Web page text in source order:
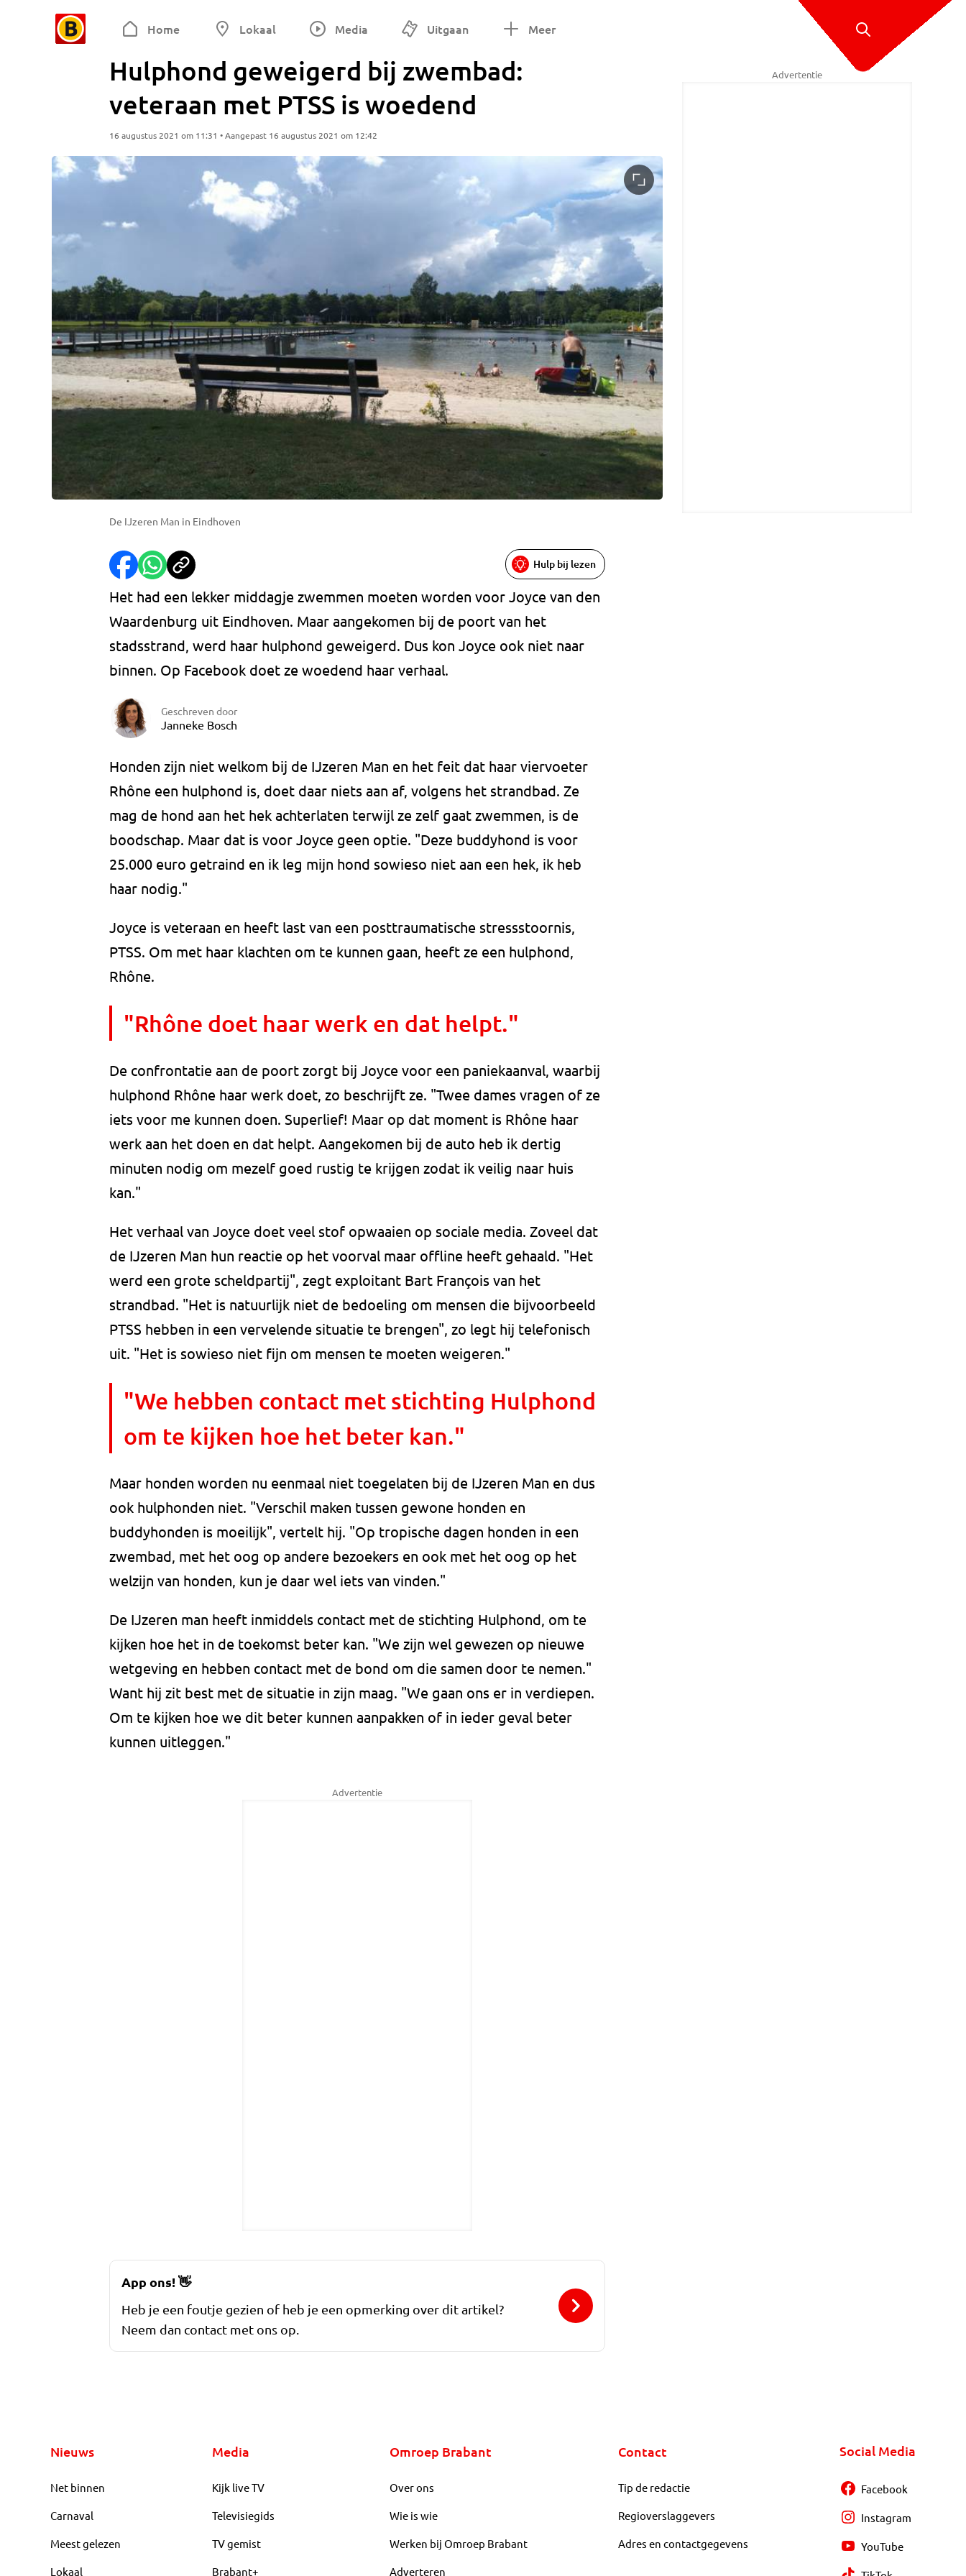
Home Lokaal Media Uitgaan Meer
Hulphond geweigerd bij zwembad:
veteraan met PTSS is woedend
16 augustus 2021 om 11:31 • Aangepast 16 augustus 2021 om 12:42
De IJzeren Man in Eindhoven
Hulp bij lezen
Het had een lekker middagje zwemmen moeten worden voor Joyce van den
Waardenburg uit Eindhoven. Maar aangekomen bij de poort van het
stadsstrand, werd haar hulphond geweigerd. Dus kon Joyce ook niet naar
binnen. Op Facebook doet ze woedend haar verhaal.
Geschreven door
Janneke Bosch
Honden zijn niet welkom bij de IJzeren Man en het feit dat haar viervoeter
Rhône een hulphond is, doet daar niets aan af, volgens het strandbad. Ze
mag de hond aan het hek achterlaten terwijl ze zelf gaat zwemmen, is de
boodschap. Maar dat is voor Joyce geen optie. "Deze buddyhond is voor
25.000 euro getraind en ik leg mijn hond sowieso niet aan een hek, ik heb
haar nodig."
Joyce is veteraan en heeft last van een posttraumatische stressstoornis,
PTSS. Om met haar klachten om te kunnen gaan, heeft ze een hulphond,
Rhône.
"Rhône doet haar werk en dat helpt."
De confrontatie aan de poort zorgt bij Joyce voor een paniekaanval, waarbij
hulphond Rhône haar werk doet, zo beschrijft ze. "Twee dames vragen of ze
iets voor me kunnen doen. Superlief! Maar op dat moment is Rhône haar
werk aan het doen en dat helpt. Aangekomen bij de auto heb ik dertig
minuten nodig om mezelf goed rustig te krijgen zodat ik veilig naar huis
kan."
Het verhaal van Joyce doet veel stof opwaaien op sociale media. Zoveel dat
de IJzeren Man hun reactie op het voorval maar offline heeft gehaald. "Het
werd een grote scheldpartij", zegt exploitant Bart François van het
strandbad. "Het is natuurlijk niet de bedoeling om mensen die bijvoorbeeld
PTSS hebben in een vervelende situatie te brengen", zo legt hij telefonisch
uit. "Het is sowieso niet fijn om mensen te moeten weigeren."
"We hebben contact met stichting Hulphond
om te kijken hoe het beter kan."
Maar honden worden nu eenmaal niet toegelaten bij de IJzeren Man en dus
ook hulphonden niet. "Verschil maken tussen gewone honden en
buddyhonden is moeilijk", vertelt hij. "Op tropische dagen honden in een
zwembad, met het oog op andere bezoekers en ook met het oog op het
welzijn van honden, kun je daar wel iets van vinden."
De IJzeren man heeft inmiddels contact met de stichting Hulphond, om te
kijken hoe het in de toekomst beter kan. "We zijn wel gewezen op nieuwe
wetgeving en hebben contact met de bond om die samen door te nemen."
Want hij zit best met de situatie in zijn maag. "We gaan ons er in verdiepen.
Om te kijken hoe we dit beter kunnen aanpakken of in ieder geval beter
kunnen uitleggen."
Advertentie
Advertentie
App ons!👋
Heb je een foutje gezien of heb je een opmerking over dit artikel?
Neem dan contact met ons op.
Nieuws
Net binnen
Carnaval
Meest gelezen
Lokaal
Media
Kijk live TV
Televisiegids
TV gemist
Brabant+
Omroep Brabant
Over ons
Wie is wie
Werken bij Omroep Brabant
Adverteren
Contact
Tip de redactie
Regioverslaggevers
Adres en contactgegevens
Social Media
Facebook
Instagram
YouTube